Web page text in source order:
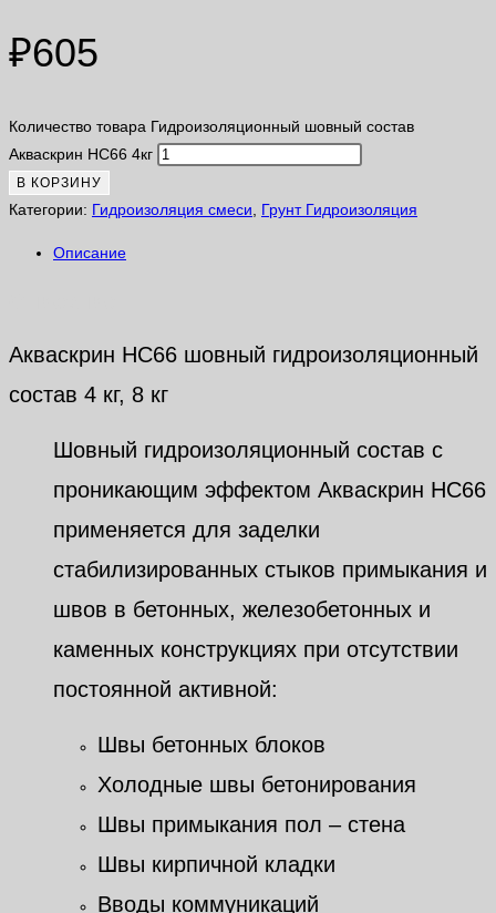
₽605
Количество товара Гидроизоляционный шовный состав
Акваскрин HC66 4кг
В КОРЗИНУ
Категории: Гидроизоляция смеси Грунт Гидроизоляция
Описание
Акваскрин HC66 шовный гидроизоляционный
состав 4 кг, 8 кг
Шовный гидроизоляционный состав с
проникающим эффектом Акваскрин HC66
применяется для заделки
стабилизированных стыков примыкания и
швов в бетонных, железобетонных и
каменных конструкциях при отсутствии
постоянной активной:
Швы бетонных блоков
Холодные швы бетонирования
Швы примыкания пол – стена
Швы кирпичной кладки
Вводы коммуникаций